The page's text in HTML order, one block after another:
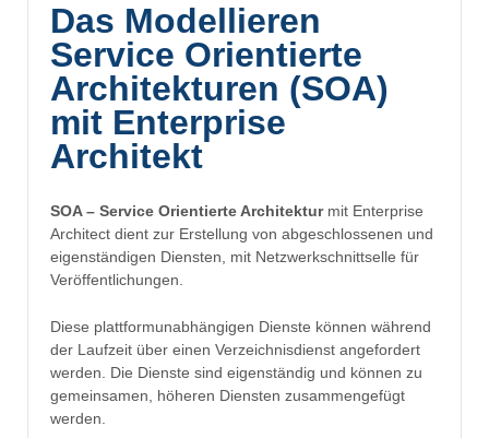
Das Modellieren
Service Orientierte
Architekturen (SOA)
mit Enterprise
Architekt
SOA – Service Orientierte Architekturmit Enterprise
Architect dient zur Erstellung von abgeschlossenen und
eigenständigen Diensten, mit Netzwerkschnittselle für
Veröffentlichungen.
Diese plattformunabhängigen Dienste können während
der Laufzeit über einen Verzeichnisdienst angefordert
werden. Die Dienste sind eigenständig und können zu
gemeinsamen, höheren Diensten zusammengefügt
werden.